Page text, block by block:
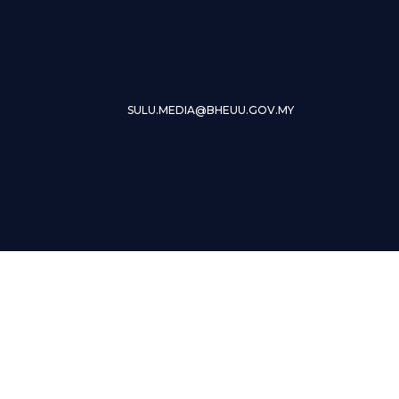
SULU.MEDIA@BHEUU.GOV.MY